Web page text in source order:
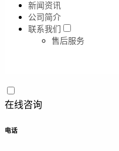
新闻资讯
公司简介
联系我们
售后服务
在线咨询
电话